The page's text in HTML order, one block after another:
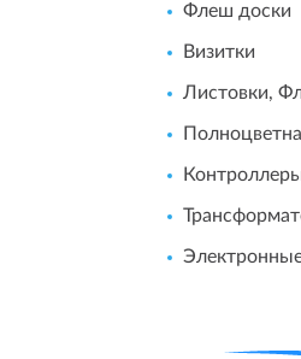
Флеш доски
Визитки
Листовки,